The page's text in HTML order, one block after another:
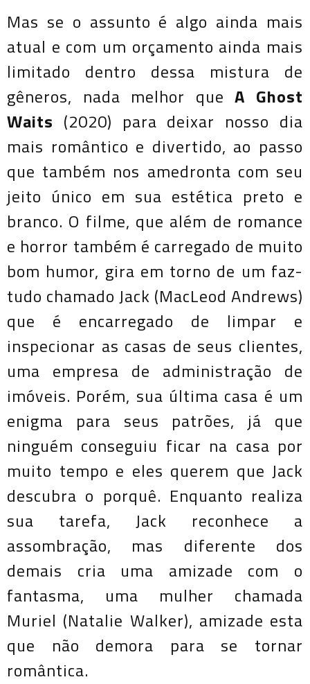
Mas se o assunto é algo ainda mais
atual e com um orçamento ainda mais
limitado dentro dessa mistura de
gêneros, nada melhor queA Ghost
Waits (2020) para deixar nosso dia
mais romântico e divertido, ao passo
que também nos amedronta com seu
jeito único em sua estética preto e
branco. O filme, que além de romance
e horror também é carregado de muito
bom humor, gira em torno de um faz-
tudo chamado Jack (MacLeod Andrews)
que é encarregado de limpar e
inspecionar as casas de seus clientes,
uma empresa de administração de
imóveis. Porém, sua última casa é um
enigma para seus patrões, já que
ninguém conseguiu ficar na casa por
muito tempo e eles querem que Jack
descubra o porquê. Enquanto realiza
sua tarefa, Jack reconhece a
assombração, mas diferente dos
demais cria uma amizade com o
fantasma, uma mulher chamada
Muriel (Natalie Walker), amizade esta
que não demora para se tornar
romântica.